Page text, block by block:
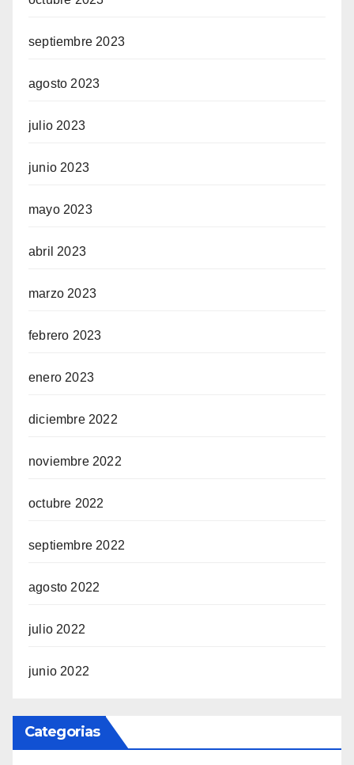
septiembre 2023
agosto 2023
julio 2023
junio 2023
mayo 2023
abril 2023
marzo 2023
febrero 2023
enero 2023
diciembre 2022
noviembre 2022
octubre 2022
septiembre 2022
agosto 2022
julio 2022
junio 2022
Categorias